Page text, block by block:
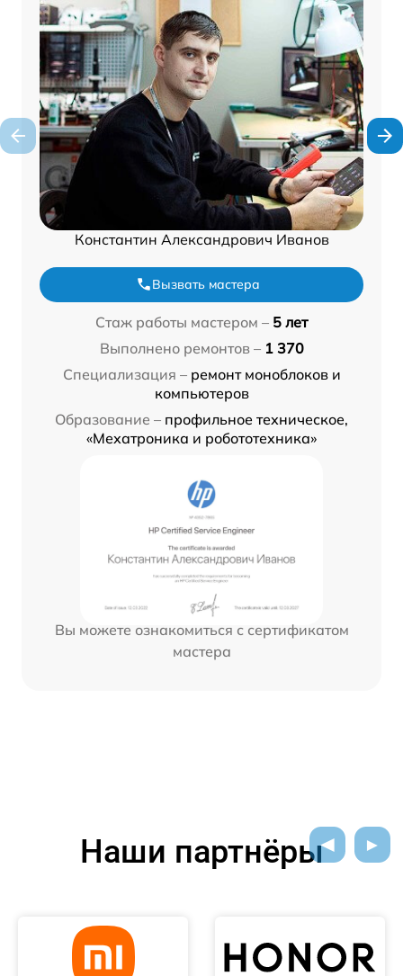
Константин Александрович Иванов
Вызвать мастера
Стаж работы мастером – 5 лет
Выполнено ремонтов – 1 370
Специализация – ремонт моноблоков и
компьютеров
Образование – профильное техническое,
«Мехатроника и робототехника»
Вы можете ознакомиться с сертификатом
мастера
Наши партнёры